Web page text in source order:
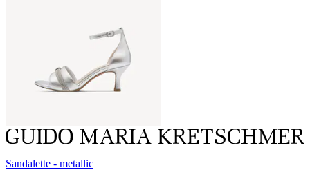
Sandalette - metallic